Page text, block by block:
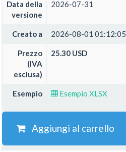
Data della
versione
2026-07-31
Creato a 2026-08-01 01:12:05
Prezzo
(IVA
esclusa)
25.30 USD
Esempio Esempio XLSX
Aggiungi al carrello